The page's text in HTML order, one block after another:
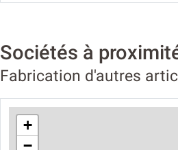
Sociétés à
Fabrication d'autres
+
−